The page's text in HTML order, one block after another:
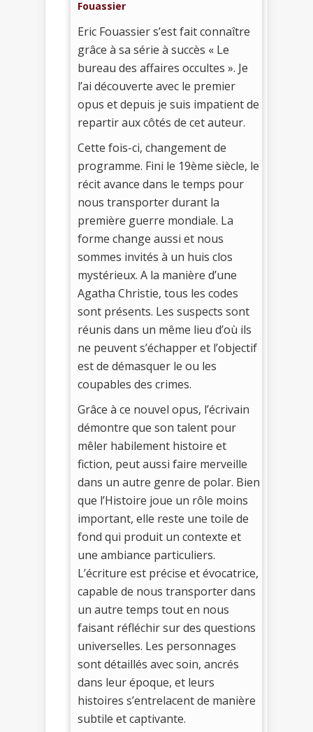
Fouassier
Eric Fouassier s’est fait connaître
grâce à sa série à succès « Le
bureau des affaires occultes ». Je
l’ai découverte avec le premier
opus et depuis je suis impatient de
repartir aux côtés de cet auteur.
Cette fois-ci, changement de
programme. Fini le 19ème siècle, le
récit avance dans le temps pour
nous transporter durant la
première guerre mondiale. La
forme change aussi et nous
sommes invités à un huis clos
mystérieux. A la manière d’une
Agatha Christie, tous les codes
sont présents. Les suspects sont
réunis dans un même lieu d’où ils
ne peuvent s’échapper et l’objectif
est de démasquer le ou les
coupables des crimes.
Grâce à ce nouvel opus, l’écrivain
démontre que son talent pour
mêler habilement histoire et
fiction, peut aussi faire merveille
dans un autre genre de polar. Bien
que l’Histoire joue un rôle moins
important, elle reste une toile de
fond qui produit un contexte et
une ambiance particuliers.
L’écriture est précise et évocatrice,
capable de nous transporter dans
un autre temps tout en nous
faisant réfléchir sur des questions
universelles. Les personnages
sont détaillés avec soin, ancrés
dans leur époque, et leurs
histoires s’entrelacent de manière
subtile et captivante.